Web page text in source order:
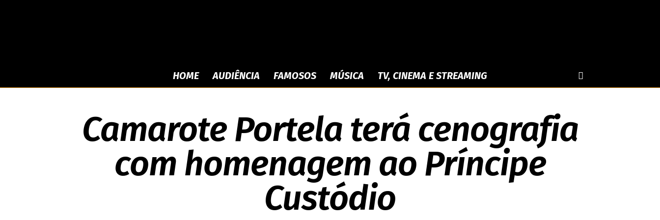
dos
Famosos
HOME AUDIÊNCIA FAMOSOS MÚSICA TV, CINEMA E STREAMING
6 DE FEVEREIRO DE 2026
Camarote Portela terá cenografia
com homenagem ao Príncipe
Custódio